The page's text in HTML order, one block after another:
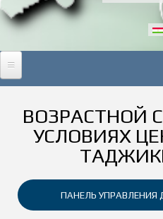
ГЛАВНАЯ
ТАДЖИКИСТАН
Объявление
Конституция
Укрепление
ПРЕЗИДЕНТ
Полномочия
ЗАКОНОДАТЕЛЬСТВО
Национальная стратегия
ГАЛЕРЕЯ
НОВОСТИ
ВОЗРАСТНОЙ
УСЛОВИЯХ
ПАНЕЛЬ